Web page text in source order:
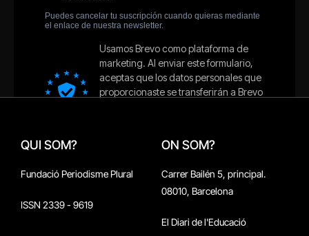
QUI SOM?
Fundació Periodisme Plural
ISSN 2339 - 9619
ON SOM?
Carrer Bailén 5, principal.
08010, Barcelona
El Diari de l'Educació